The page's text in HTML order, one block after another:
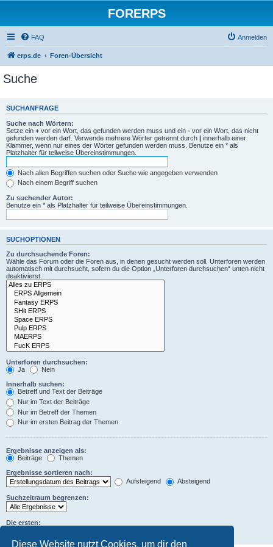
Diese Website nutzt Cookies, um dir den
FORERPS
FAQ Anmelden
erps.de Foren-Übersicht
Suche
SUCHANFRAGE
Suche nach Wörtern:
Setze ein + vor ein Wort, das gefunden werden muss und ein - vor ein Wort, das nicht
gefunden werden darf. Verwende mehrere Wörter getrennt durch | innerhalb einer
Klammer, wenn nur eines der Wörter gefunden werden muss. Benutze ein * als
Platzhalter für teilweise Übereinstimmungen.
Nach allen Begriffen suchen oder Suche wie angegeben verwenden
Nach einem Begriff suchen
Zu suchender Autor:
Benutze ein * als Platzhalter für teilweise Übereinstimmungen.
SUCHOPTIONEN
Zu durchsuchende Foren:
Wähle das Forum oder die Foren aus, in denen gesucht werden soll. Unterforen werden
automatisch mit durchsucht, sofern du die Option „Unterforen durchsuchen“ unten nicht
deaktivierst.
Unterforen durchsuchen:
Ja
Nein
Innerhalb suchen:
Betreff und Text der Beiträge
Nur im Text der Beiträge
Nur im Betreff der Themen
Nur im ersten Beitrag der Themen
Ergebnisse anzeigen als:
Beiträge
Themen
Ergebnisse sortieren nach:
Aufsteigend
Absteigend
Suchzeitraum begrenzen:
Die ersten: